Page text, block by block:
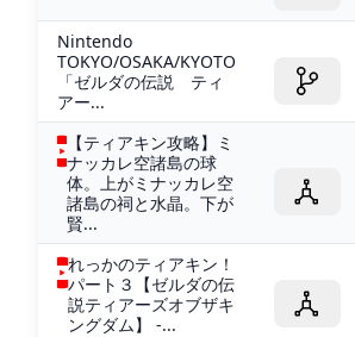
Nintendo
TOKYO/OSAKA/KYOTO
「ゼルダの伝説 ティ
アー...
【ティアキン攻略】ミ
ナッカレ空諸島の球
体。上がミナッカレ空
諸島の祠と水晶。下が
賢...
れっかのティアキン！
パート３【ゼルダの伝
説ティアーズオブザキ
ングダム】 -...